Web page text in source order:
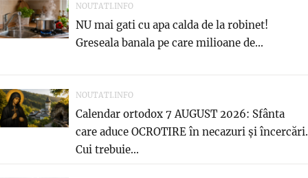
NOUTATI.INFO
NU mai gati cu apa calda de la robinet!
Greseala banala pe care milioane de...
NOUTATI.INFO
Calendar ortodox 7 AUGUST 2026: Sfânta
care aduce OCROTIRE în necazuri și încercări.
Cui trebuie...